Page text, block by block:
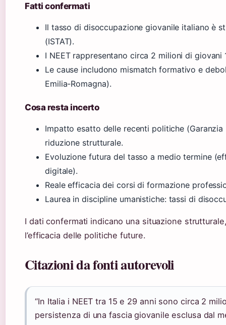
Fatti confermati
Il tasso di disoccupazione giovanile italiano è
(ISTAT).
I NEET rappresentano circa 2 milioni di giovani
Le cause includono mismatch formativo e
Emilia-Romagna).
Cosa resta incerto
Impatto esatto delle recenti politiche
riduzione strutturale.
Evoluzione futura del tasso a medio termine
digitale).
Reale efficacia dei corsi di formazione
Laurea in discipline umanistiche: tassi di
I dati confermati indicano una situazione
l’efficacia delle politiche future.
Citazioni da fonti autorevoli
“In Italia i NEET tra 15 e 29 anni sono circa 2
persistenza di una fascia giovanile esclusa dal